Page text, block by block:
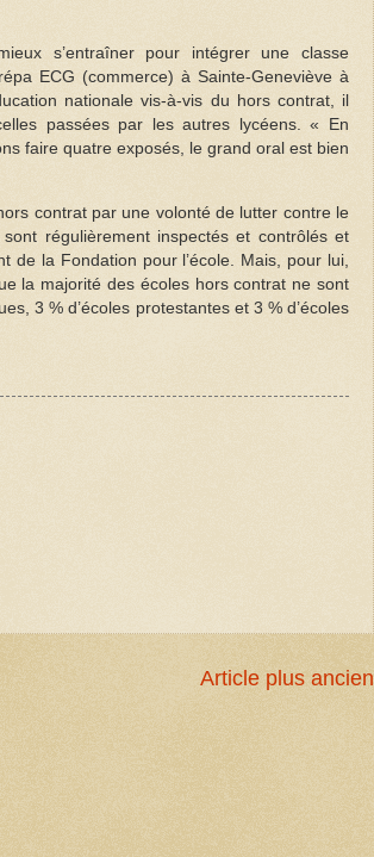
s’entraîner pour intégrer une classe
ECG (commerce) à Sainte-Geneviève à
nationale vis-à-vis du hors contrat, il
passées par les autres lycéens. « En
faire quatre exposés, le grand oral est bien
contrat par une volonté de lutter contre le
régulièrement inspectés et contrôlés et
de la Fondation pour l’école. Mais, pour lui,
la majorité des écoles hors contrat ne sont
3 % d’écoles protestantes et 3 % d’écoles
Article plus ancien